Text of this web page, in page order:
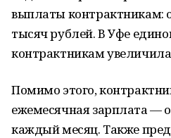
выплаты контрактникам:
тысяч рублей. В Уфе
контрактникам
Помимо этого,
ежемесячная зарплата —
каждый месяц. Также